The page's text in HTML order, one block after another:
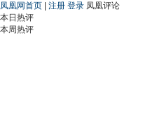
凤凰网首页 注册 登录 凤凰评论
本日热评
本周热评